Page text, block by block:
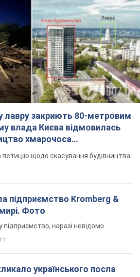
лавру закриють 80-метровим
влада Києва відмовилась
хмарочоса
петицію щодо скасування будівництва
підприємство Kromberg &
Фото
наразі невідомо
т.
українського посла